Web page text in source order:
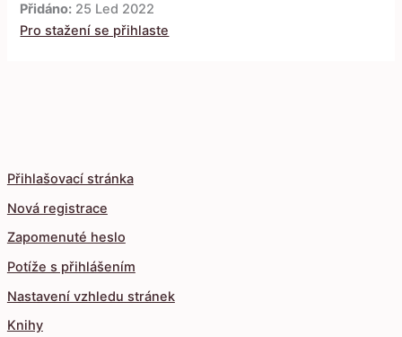
Přihlašovací stránka
Nová registrace
Zapomenuté heslo
Potíže s přihlášením
Nastavení vzhledu stránek
Knihy
Přidáno: 25 Led 2022
Pro stažení se přihlaste